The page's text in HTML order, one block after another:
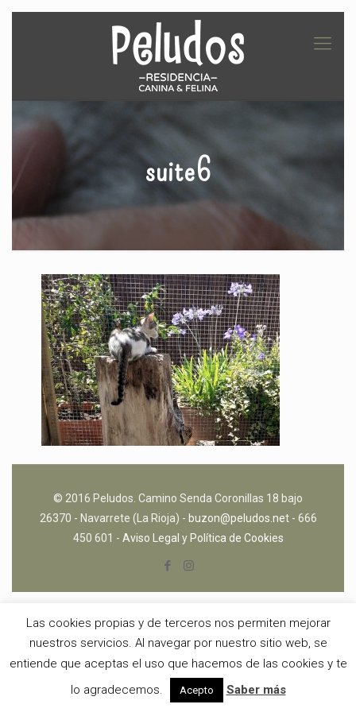
suite6
© 2016 Peludos. Camino Senda Coronillas 18 bajo
26370 - Navarrete (La Rioja) - buzon@peludos.net- 666
450 601 - Aviso Legal y Política de Cookies
Las cookies propias y de terceros nos permiten mejorar
nuestros servicios. Al navegar por nuestro sitio web, se
entiende que aceptas el uso que hacemos de las cookies y te
lo agradecemos.
Acepto Saber más